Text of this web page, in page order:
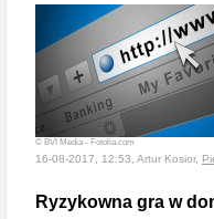
© BVI Media - Fotolia.com
16-08-2017, 12:53, Artur Kosior,
Ryzykowna gra w